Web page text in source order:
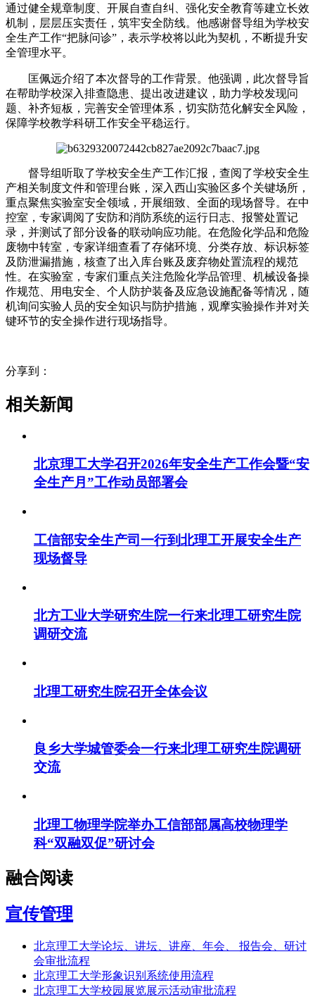
通过健全规章制度、开展自查自纠、强化安全教育等建立长效
机制，层层压实责任，筑牢安全防线。他感谢督导组为学校安
全生产工作“把脉问诊”，表示学校将以此为契机，不断提升安
全管理水平。
匡佩远介绍了本次督导的工作背景。他强调，此次督导旨
在帮助学校深入排查隐患、提出改进建议，助力学校发现问
题、补齐短板，完善安全管理体系，切实防范化解安全风险，
保障学校教学科研工作安全平稳运行。
督导组听取了学校安全生产工作汇报，查阅了学校安全生
产相关制度文件和管理台账，深入西山实验区多个关键场所，
重点聚焦实验室安全领域，开展细致、全面的现场督导。在中
控室，专家调阅了安防和消防系统的运行日志、报警处置记
录，并测试了部分设备的联动响应功能。在危险化学品和危险
废物中转室，专家详细查看了存储环境、分类存放、标识标签
及防泄漏措施，核查了出入库台账及废弃物处置流程的规范
性。在实验室，专家们重点关注危险化学品管理、机械设备操
作规范、用电安全、个人防护装备及应急设施配备等情况，随
机询问实验人员的安全知识与防护措施，观摩实验操作并对关
键环节的安全操作进行现场指导。
分享到：
相关新闻
北京理工大学召开2026年安全生产工作会暨“安
全生产月”工作动员部署会
工信部安全生产司一行到北理工开展安全生产
现场督导
北方工业大学研究生院一行来北理工研究生院
调研交流
北理工研究生院召开全体会议
良乡大学城管委会一行来北理工研究生院调研
交流
北理工物理学院举办工信部部属高校物理学
科“双融双促”研讨会
融合阅读
宣传管理
北京理工大学论坛、讲坛、讲座、年会、 报告会、研讨
会审批流程
北京理工大学形象识别系统使用流程
北京理工大学校园展览展示活动审批流程